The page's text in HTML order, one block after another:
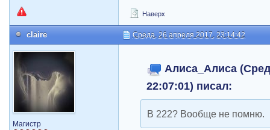
Наверх
claire Среда, 26 апреля 2017, 23:14:42
Магистр
Алиса_Алиса
22:07:01) писал:
В 222? Вообще не помню.